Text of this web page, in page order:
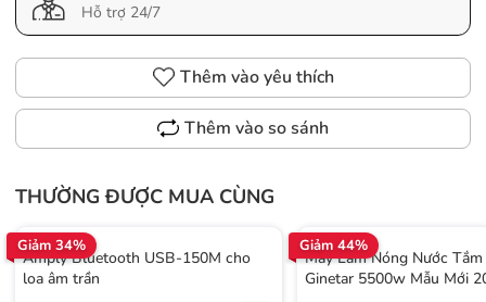
Hỗ trợ 24/7
Thêm vào yêu thích
Thêm vào so sánh
THƯỜNG ĐƯỢC MUA CÙNG
Giảm 34%
Amply Bluetooth USB-150M cho
loa âm trần
Giảm 44%
Máy Làm Nóng Nước
Ginetar 5500w Mẫu Mới